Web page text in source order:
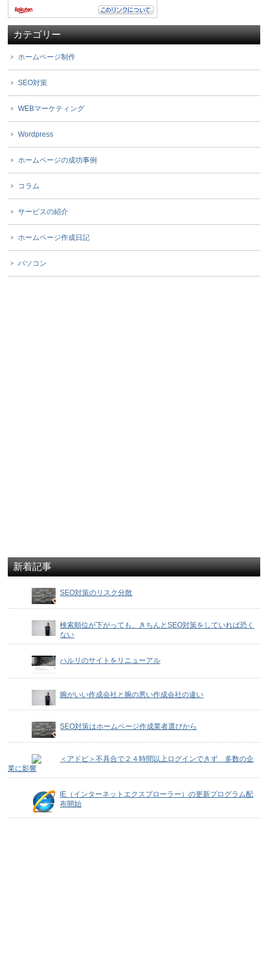
カテゴリー
ホームページ制作
SEO対策
WEBマーケティング
Wordpress
ホームページの成功事例
コラム
サービスの紹介
ホームページ作成日記
パソコン
新着記事
SEO対策のリスク分散
検索順位が下がっても、きちんとSEO対策をしていれば恐く
ない
ハルリのサイトをリニューアル
腕がいい作成会社と腕の悪い作成会社の違い
SEO対策はホームページ作成業者選びから
＜アドビ＞不具合で２４時間以上ログインできず 多数の企
業に影響
IE（インターネットエクスプローラー）の更新プログラム配
布開始